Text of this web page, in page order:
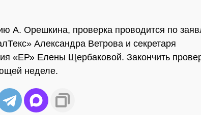
А. Орешкина, проверка проводится по
Александра Ветрова и секретаря
«ЕР» Елены Щербаковой. Закончить
неделе.